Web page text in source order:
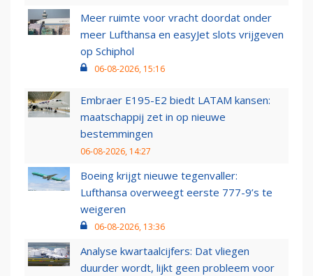
Meer ruimte voor vracht doordat onder
meer Lufthansa en easyJet slots vrijgeven
op Schiphol
06-08-2026, 15:16
Embraer E195-E2 biedt LATAM kansen:
maatschappij zet in op nieuwe
bestemmingen
06-08-2026, 14:27
Boeing krijgt nieuwe tegenvaller:
Lufthansa overweegt eerste 777-9’s te
weigeren
06-08-2026, 13:36
Analyse kwartaalcijfers: Dat vliegen
duurder wordt, lijkt geen probleem voor